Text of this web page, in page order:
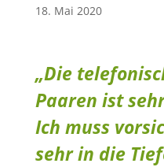
18. Mai 2020
„Die
Paaren ist
Ich muss
sehr in die